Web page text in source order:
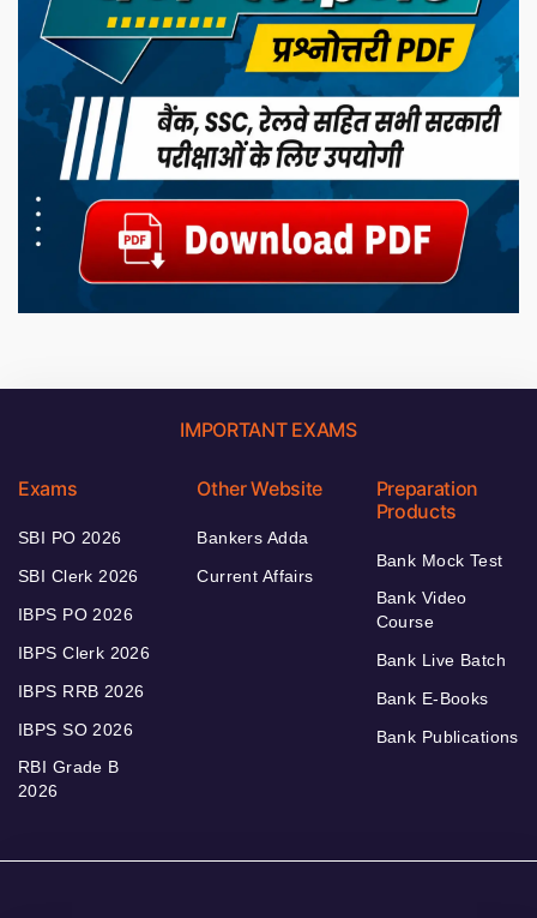
IMPORTANT EXAMS
Exams
SBI PO 2026
SBI Clerk 2026
IBPS PO 2026
IBPS Clerk 2026
IBPS RRB 2026
IBPS SO 2026
RBI Grade B
2026
Other Website
Bankers Adda
Current Affairs
Preparation
Products
Bank Mock Test
Bank Video
Course
Bank Live Batch
Bank E-Books
Bank Publications